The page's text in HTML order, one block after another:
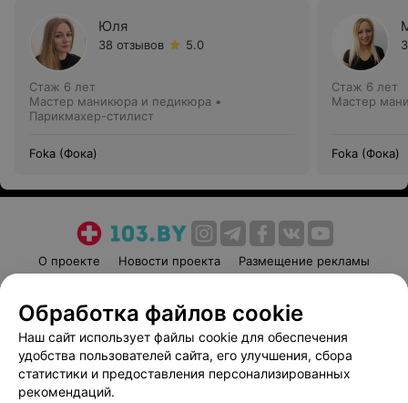
Юля
38 отзывов 5.0
Стаж 6 лет
Мастер маникюра и педикюра •
Парикмахер-стилист
Foka (Фока)
Стаж 6 лет
Мастер
Foka (Фока)
О проекте Новости проекта
Размещение рекламы
Пользовательское соглашение
Способы оплаты
Вакансии
Партнеры
Написать руководителю 103.by
Обработка файлов cookie
Наш сайт использует файлы cookie для обеспечения
удобства пользователей сайта, его улучшения, сбора
статистики и предоставления персонализированных
рекомендаций.